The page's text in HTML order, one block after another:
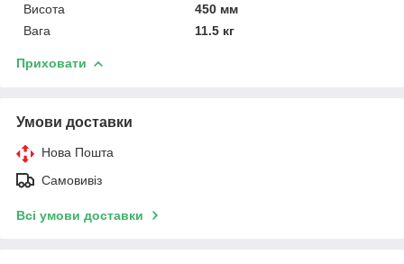
Висота
450 мм
Вага
11.5 кг
Приховати
Умови доставки
Нова Пошта
Самовивіз
Всі умови доставки